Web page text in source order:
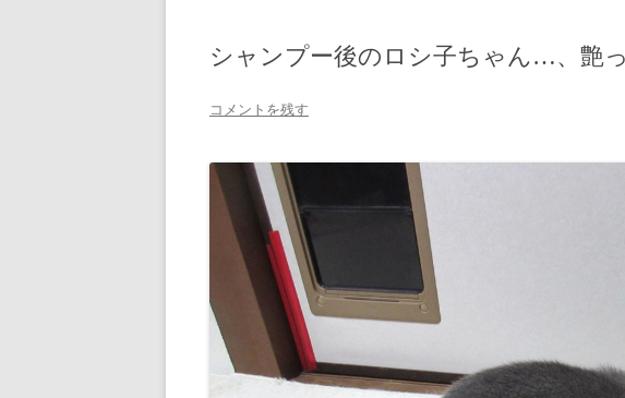
シャンプー後のロシ子ちゃん…、艶
コメントを残す